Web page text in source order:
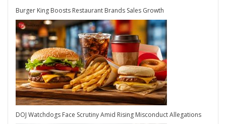
Burger King Boosts Restaurant Brands Sales Growth
DOJ Watchdogs Face Scrutiny Amid Rising Misconduct Allegations